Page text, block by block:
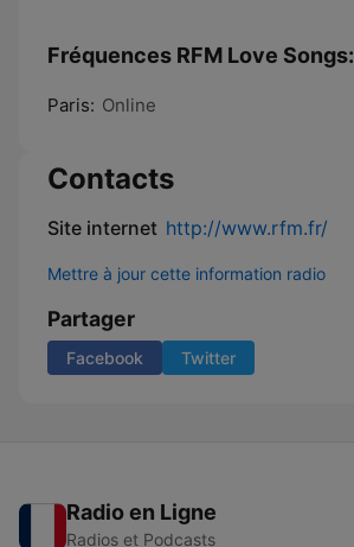
Fréquences RFM Love Songs:
Paris: Online
Contacts
Site internet http://www.rfm.fr/
Mettre à jour cette information radio
Partager
Facebook Twitter
Radio en Ligne
Radios et Podcasts